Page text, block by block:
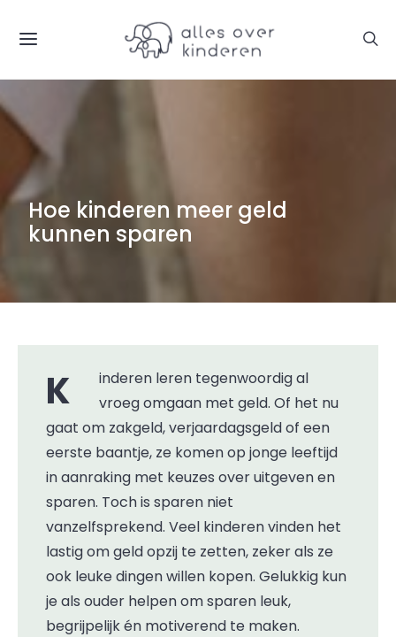
Hoe kinderen meer geld
kunnen sparen
Kinderen leren tegenwoordig al
vroeg omgaan met geld. Of het nu
gaat om zakgeld, verjaardagsgeld of een
eerste baantje, ze komen op jonge leeftijd
in aanraking met keuzes over uitgeven en
sparen. Toch is sparen niet
vanzelfsprekend. Veel kinderen vinden het
lastig om geld opzij te zetten, zeker als ze
ook leuke dingen willen kopen. Gelukkig kun
je als ouder helpen om sparen leuk,
begrijpelijk én motiverend te maken.